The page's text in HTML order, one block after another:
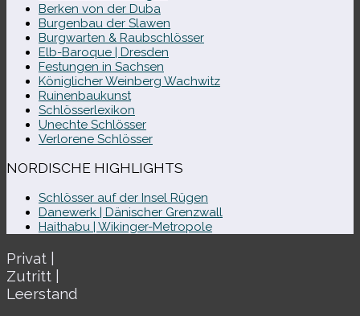
Berken von der Duba
Burgenbau der Slawen
Burgwarten & Raubschlösser
Elb-​Baroque | Dresden
Festungen in Sachsen
Königlicher Weinberg Wachwitz
Ruinenbaukunst
Schlösserlexikon
Unechte Schlösser
Verlorene Schlösser
NORDISCHE HIGHLIGHTS
Schlösser auf der Insel Rügen
Danewerk | Dänischer Grenzwall
Haithabu | Wikinger-Metropole
Privat |
Zutritt |
Leerstand